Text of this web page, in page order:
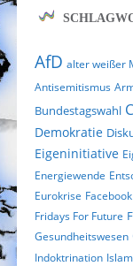
AfD alter weißer
Antisemitismus
Bundestagswahl
Demokratie
Eigeninitiative
Energiewende
Eurokrise Facebook
Fridays For Future
Gesundheitswesen
Indoktrination